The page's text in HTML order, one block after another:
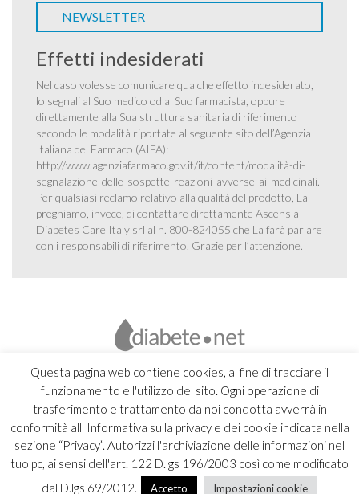
Questa pagina web contiene cookies, al fine di tracciare il
funzionamento e l'utilizzo del sito. Ogni operazione di
trasferimento e trattamento da noi condotta avverrà in
conformità all' Informativa sulla privacy e dei cookie indicata nella
sezione “Privacy”. Autorizzi l'archiviazione delle informazioni nel
tuo pc, ai sensi dell'art. 122 D.lgs 196/2003 così come modificato
dal D.lgs 69/2012.
Accetto Impostazioni cookie
NEWSLETTER
Effetti indesiderati
Nel caso volesse comunicare qualche effetto indesiderato,
lo segnali al Suo medico od al Suo farmacista, oppure
direttamente alla Sua struttura sanitaria di riferimento
secondo le modalità riportate al seguente sito dell’Agenzia
Italiana del Farmaco (AIFA):
http://www.agenziafarmaco.gov.it/it/content/modalità-di-
segnalazione-delle-sospette-reazioni-avverse-ai-medicinali.
Per qualsiasi reclamo relativo alla qualità del prodotto, La
preghiamo, invece, di contattare direttamente Ascensia
Diabetes Care Italy srl al n. 800-824055 che La farà parlare
con i responsabili di riferimento. Grazie per l’attenzione.